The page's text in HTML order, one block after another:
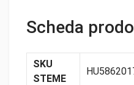
Scheda
SKU
STEME